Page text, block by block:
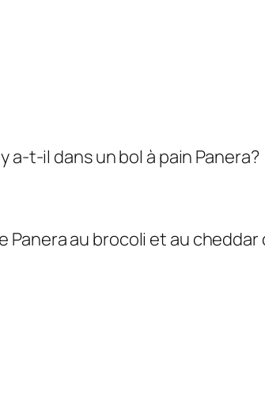
a-t-il dans un bol à pain Panera?
Panera au brocoli et au